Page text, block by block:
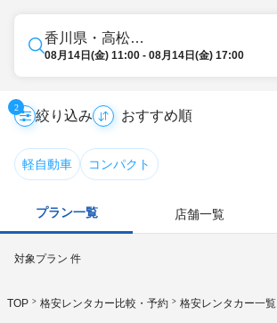
香川県・高松・東讃
08月14日(金) 11:00 - 08月14日(金) 17:00
2
絞り込み
軽自動車 コンパクト
プラン一覧 店舗一覧
対象プラン 件
TOP 格安レンタカー比較・予約 格安レンタカー一覧